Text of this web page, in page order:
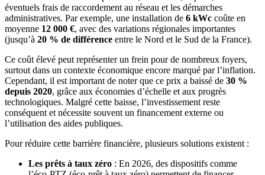
éventuels frais de raccordement au réseau et les démarches
administratives. Par exemple, une installation de 6 kWc coûte en
moyenne 12 000 €, avec des variations régionales importantes
(jusqu’à 20 % de différence entre le Nord et le Sud de la France).
Ce coût élevé peut représenter un frein pour de nombreux foyers,
surtout dans un contexte économique encore marqué par l’inflation.
Cependant, il est important de noter que ce prix a baissé de 30 %
depuis 2020, grâce aux économies d’échelle et aux progrès
technologiques. Malgré cette baisse, l’investissement reste
conséquent et nécessite souvent un financement externe ou
l’utilisation des aides publiques.
Pour réduire cette barrière financière, plusieurs solutions existent :
Les prêts à taux zéro : En 2026, des dispositifs comme